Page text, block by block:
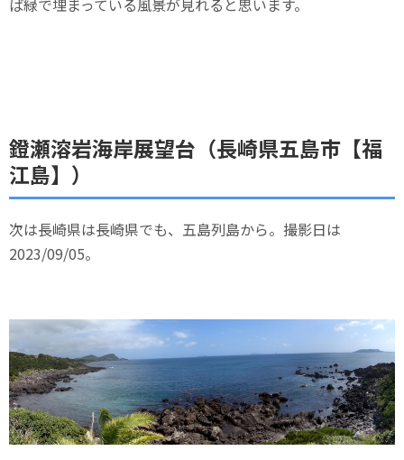
鐙瀬溶岩海岸展望台（長崎県五島市【福
江島】）
次は長崎県は長崎県でも、五島列島から。撮影日は
2023/09/05。